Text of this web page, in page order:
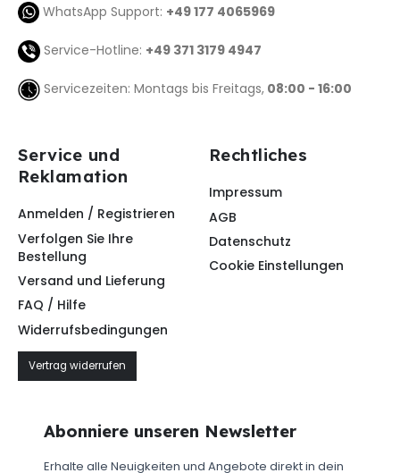
WhatsApp Support: +49 177 4065969
Service-Hotline: +49 371 3179 4947
Servicezeiten: Montags bis Freitags, 08:00 - 16:00
Service und
Reklamation
Anmelden / Registrieren
Verfolgen Sie Ihre
Bestellung
Versand und Lieferung
FAQ / Hilfe
Widerrufsbedingungen
Vertrag widerrufen
Rechtliches
Impressum
AGB
Datenschutz
Cookie Einstellungen
Abonniere unseren Newsletter
Erhalte alle Neuigkeiten und Angebote direkt in dein